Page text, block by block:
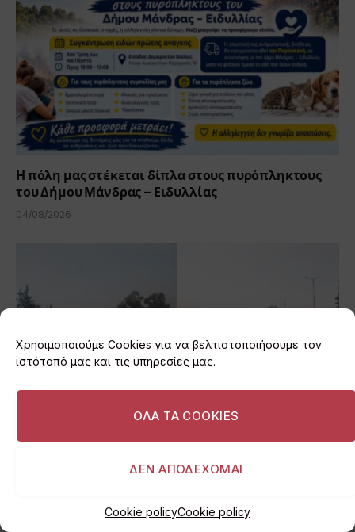
Χρησιμοποιούμε Cookies για να βελτιστοποιήσουμε τον
ιστότοπό μας και τις υπηρεσίες μας.
ΟΛΑ ΤΑ COOKIES
ΔΕΝ ΑΠΟΔΕΧΟΜΑΙ
Cookie policyCookie policy
Η πόλη μας στέκεται δίπλα στους πυρόπληκτους
του Δήμου Μάνδρας – Ειδυλλίας
04/08/2026
Πεζοί αναγκάζονται να περπατούν στο οδόστρωμα